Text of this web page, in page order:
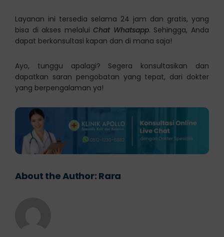
Layanan ini tersedia selama 24 jam dan gratis, yang
bisa di akses melaluiChat Whatsapp. Sehingga, Anda
dapat berkonsultasi kapan dan di mana saja!
Ayo, tunggu apalagi? Segera konsultasikan dan
dapatkan saran pengobatan yang tepat, dari dokter
yang berpengalaman ya!
About the Author: Rara